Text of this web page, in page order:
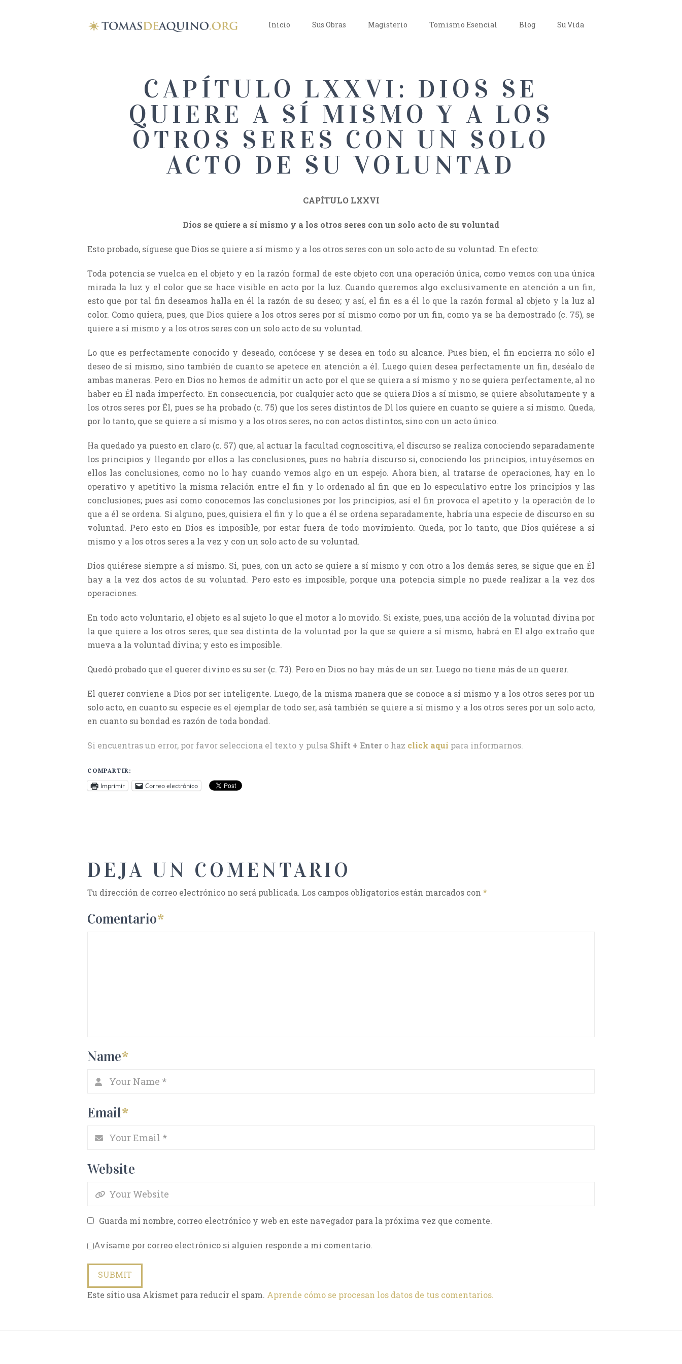
Inicio Sus Obras Magisterio Tomismo Esencial Blog Su Vida
CAPÍTULO LXXVI: DIOS SE
QUIERE A SÍ MISMO Y A LOS
OTROS SERES CON UN SOLO
ACTO DE SU VOLUNTAD
CAPÍTULO LXXVI
Dios se quiere a sí mismo y a los otros seres con un solo acto de su voluntad
Esto probado, síguese que Dios se quiere a sí mismo y a los otros seres con un solo acto de su voluntad. En efecto:
Toda potencia se vuelca en el objeto y en la razón formal de este objeto con una operación única, como vemos con una única
mirada la luz y el color que se hace visible en acto por la luz. Cuando queremos algo exclusivamente en atención a un fin,
esto que por tal fin deseamos halla en él la razón de su deseo; y así, el fin es a él lo que la razón formal al objeto y la luz al
color. Como quiera, pues, que Dios quiere a los otros seres por sí mismo como por un fin, como ya se ha demostrado (c. 75), se
quiere a sí mismo y a los otros seres con un solo acto de su voluntad.
Lo que es perfectamente conocido y deseado, conócese y se desea en todo su alcance. Pues bien, el fin encierra no sólo el
deseo de sí mismo, sino también de cuanto se apetece en atención a él. Luego quien desea perfectamente un fin, deséalo de
ambas maneras. Pero en Dios no hemos de admitir un acto por el que se quiera a sí mismo y no se quiera perfectamente, al no
haber en Él nada imperfecto. En consecuencia, por cualquier acto que se quiera Dios a sí mismo, se quiere absolutamente y a
los otros seres por Él, pues se ha probado (c. 75) que los seres distintos de Dl los quiere en cuanto se quiere a sí mismo. Queda,
por lo tanto, que se quiere a sí mismo y a los otros seres, no con actos distintos, sino con un acto único.
Ha quedado ya puesto en claro (c. 57) que, al actuar la facultad cognoscitiva, el discurso se realiza conociendo separadamente
los principios y llegando por ellos a las conclusiones, pues no habría discurso si, conociendo los principios, intuyésemos en
ellos las conclusiones, como no lo hay cuando vemos algo en un espejo. Ahora bien, al tratarse de operaciones, hay en lo
operativo y apetitivo la misma relación entre el fin y lo ordenado al fin que en lo especulativo entre los principios y las
conclusiones; pues así como conocemos las conclusiones por los principios, así el fin provoca el apetito y la operación de lo
que a él se ordena. Si alguno, pues, quisiera el fin y lo que a él se ordena separadamente, habría una especie de discurso en su
voluntad. Pero esto en Dios es imposible, por estar fuera de todo movimiento. Queda, por lo tanto, que Dios quiérese a sí
mismo y a los otros seres a la vez y con un solo acto de su voluntad.
Dios quiérese siempre a sí mismo. Si, pues, con un acto se quiere a sí mismo y con otro a los demás seres, se sigue que en Él
hay a la vez dos actos de su voluntad. Pero esto es imposible, porque una potencia simple no puede realizar a la vez dos
operaciones.
En todo acto voluntario, el objeto es al sujeto lo que el motor a lo movido. Si existe, pues, una acción de la voluntad divina por
la que quiere a los otros seres, que sea distinta de la voluntad por la que se quiere a sí mismo, habrá en El algo extraño que
mueva a la voluntad divina; y esto es imposible.
Quedó probado que el querer divino es su ser (c. 73). Pero en Dios no hay más de un ser. Luego no tiene más de un querer.
El querer conviene a Dios por ser inteligente. Luego, de la misma manera que se conoce a sí mismo y a los otros seres por un
solo acto, en cuanto su especie es el ejemplar de todo ser, asá también se quiere a sí mismo y a los otros seres por un solo acto,
en cuanto su bondad es razón de toda bondad.
Si encuentras un error, por favor selecciona el texto y pulsa Shift + Enter o haz click aquí para informarnos.
COMPARTIR:
Imprimir Correo electrónico
DEJA UN COMENTARIO
Tu dirección de correo electrónico no será publicada. Los campos obligatorios están marcados con *
Comentario*
Name*
Email*
Website
Guarda mi nombre, correo electrónico y web en este navegador para la próxima vez que comente.
Avísame por correo electrónico si alguien responde a mi comentario.
Este sitio usa Akismet para reducir el spam. Aprende cómo se procesan los datos de tus comentarios.